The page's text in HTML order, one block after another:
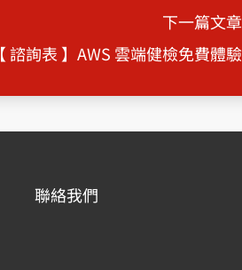
下一篇文章
【 諮詢表 】AWS 雲端健檢免費體驗
聯絡我們